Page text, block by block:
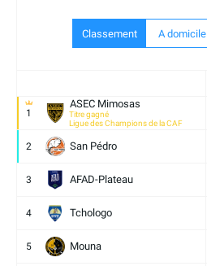
Classement A domicile
1
ASEC Mimosas
Titre gagné
Ligue des Champions de la CAF
2 San Pédro
3 AFAD-Plateau
4 Tchologo
5 Mouna